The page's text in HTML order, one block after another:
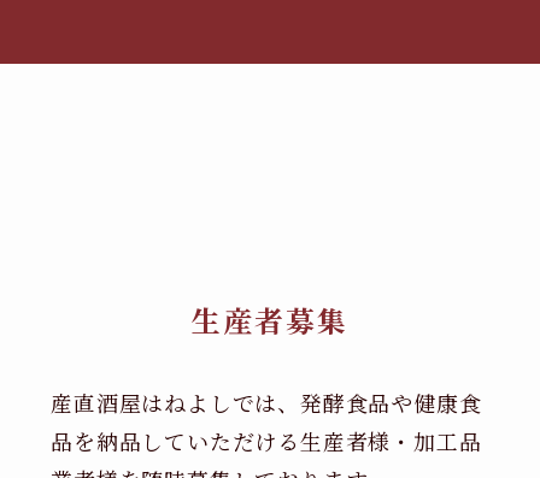
生産者募集
産直酒屋はねよしでは、発酵食品や健康食
品を納品していただける生産者様・加工品